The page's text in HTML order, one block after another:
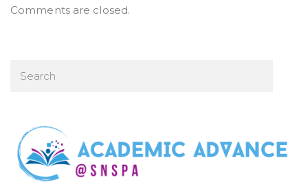
Comments are closed.